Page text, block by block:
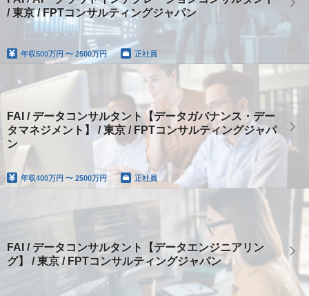
/ 東京 / FPTコンサルティングジャパン
年収500万円 〜 2500万円 正社員
FAI / データコンサルタント【データガバナンス・デー
タマネジメント】 / 東京 / FPTコンサルティングジャパ
ン
年収400万円 〜 2500万円 正社員
FAI / データコンサルタント【データエンジニアリン
グ】 / 東京 / FPTコンサルティングジャパン